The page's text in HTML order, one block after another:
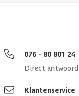
076 - 80 801 24
Direct antwoord
Klantenservice